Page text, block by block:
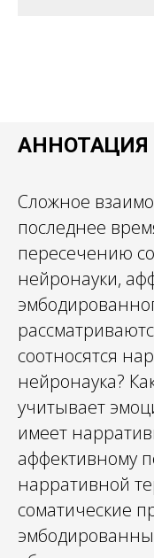
АННОТАЦИЯ
Сложное
последнее
пересечению
нейронауки,
соотносятся
нейронаука?
учитывает
имеет
аффективному
нарративной
соматические